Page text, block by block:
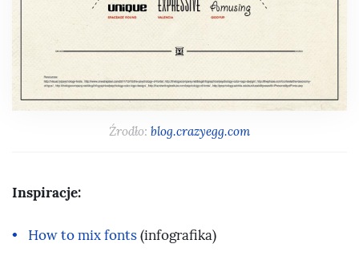
Źrodło: blog.crazyegg.com
Inspiracje:
How to mix fonts(infografika)